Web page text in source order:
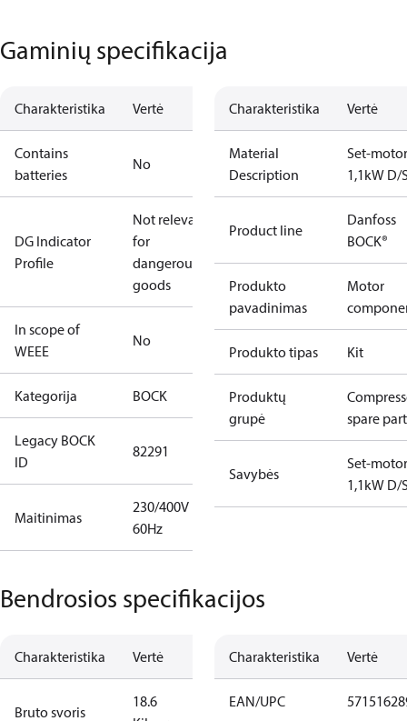
Gaminių specifikacija
Charakteristika Vertė
Contains
batteries
No
DG Indicator
Profile
Not relevant
for
dangerous
goods
In scope of
WEEE
No
Kategorija BOCK
Legacy BOCK
ID
82291
Maitinimas
230/400V
60Hz
Charakteristika Vertė
Material
Description
Set-motor
1,1kW D/
Product line
Danfoss
BOCK®
Produkto
pavadinimas
Motor
Produkto tipas Kit
Produktų
grupė
spare
Savybės
Set-motor
1,1kW D/
Bendrosios specifikacijos
Charakteristika Vertė
Bruto svoris
18.6
Charakteristika Vertė
EAN/UPC